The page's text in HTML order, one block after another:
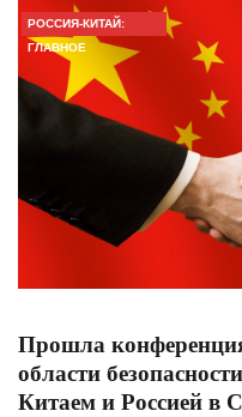
РОССИЯ-КИТАЙ:
ГЛАВНОЕ
Прошла
области
Китаем и Россией в